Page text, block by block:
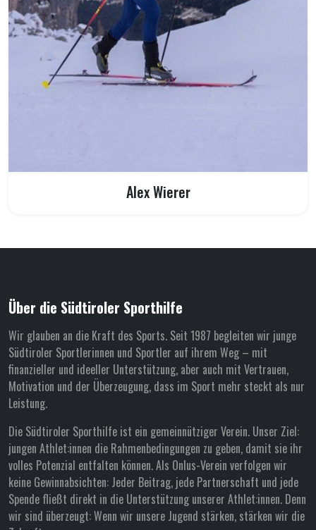
Alex Wierer
Über die Südtiroler Sporthilfe
Wir glauben an die Kraft des Sports. Seit 1987 begleiten wir junge
Südtiroler Sportlerinnen und Sportler auf ihrem Weg – mit
finanzieller und ideeller Unterstützung, aber auch mit Vertrauen,
Motivation und der Überzeugung, dass im Sport mehr steckt als nur
Leistung.
Die Südtiroler Sporthilfe ist ein gemeinnütziger Verein. Unser Ziel:
jungen Athlet:innen die Rahmenbedingungen zu geben, damit sie ihr
volles Potenzial entfalten können. Als Onlus-Verein verfolgen wir
keine Gewinnabsichten: Jeder Beitrag, jede Partnerschaft und jede
Spende fließt direkt in die Unterstützung unserer Athlet:innen. Denn
wir sind überzeugt: Wenn wir unsere Jugend stärken, stärken wir die